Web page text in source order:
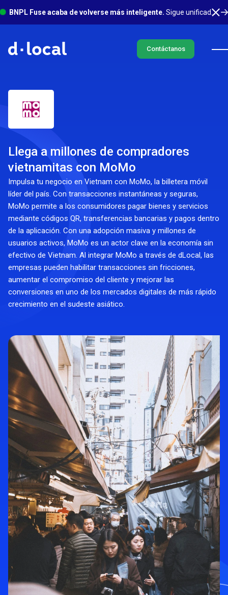
BNPL Fuse acaba de volverse más inteligente. Sigue unificado en un solo lugar, con mucho más sucediendo en segundo plano. Conoce más
Contáctanos
Llega a millones de compradores
vietnamitas con MoMo
Impulsa tu negocio en Vietnam con MoMo, la billetera móvil
líder del país. Con transacciones instantáneas y seguras,
MoMo permite a los consumidores pagar bienes y servicios
mediante códigos QR, transferencias bancarias y pagos dentro
de la aplicación. Con una adopción masiva y millones de
usuarios activos, MoMo es un actor clave en la economía sin
efectivo de Vietnam. Al integrar MoMo a través de dLocal, las
empresas pueden habilitar transacciones sin fricciones,
aumentar el compromiso del cliente y mejorar las
conversiones en uno de los mercados digitales de más rápido
crecimiento en el sudeste asiático.